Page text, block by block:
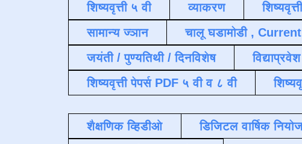
शिष्यवृत्ती ५ वी व्याकरण
सामान्य ज्ञान
चालू घडामोडी ,
जयंती / पुण्यतिथी / दिनविशेष
शिष्यवृत्ती पेपर्स PDF ५ वी व ८ वी
शैक्षणिक व्हिडीओ डिजिटल वार्षिक